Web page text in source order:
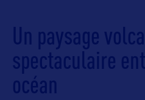
Un paysage
spectaculaire
océan